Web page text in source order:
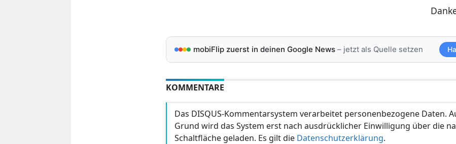
mobiFlip zuerst in deinen Google News– jetzt als Quelle setzen
KOMMENTARE
Das DISQUS-Kommentarsystem verarbeitet personenbezogene Daten.
Grund wird das System erst nach ausdrücklicher Einwilligung über die
Schaltfläche geladen. Es gilt die Datenschutzerklärung.